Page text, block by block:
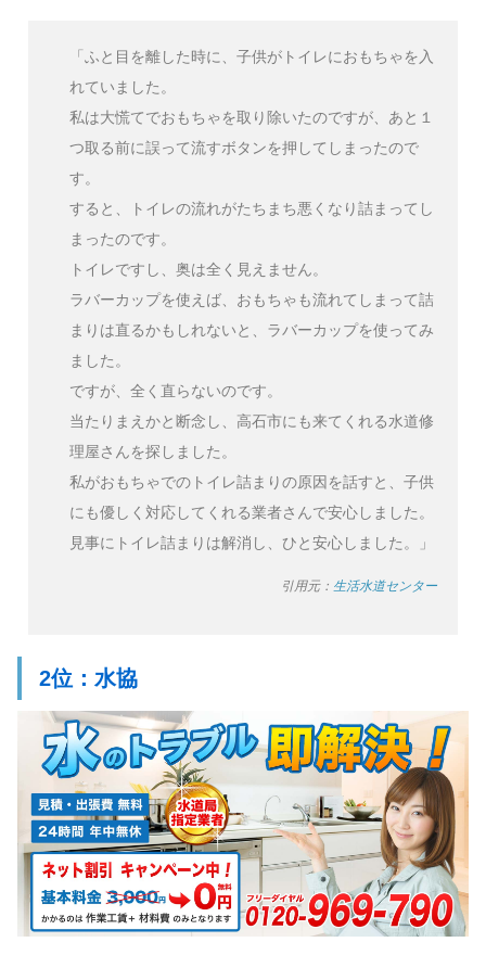
「ふと目を離した時に、子供がトイレにおもちゃを入
れていました。
私は大慌てでおもちゃを取り除いたのですが、あと１
つ取る前に誤って流すボタンを押してしまったので
す。
すると、トイレの流れがたちまち悪くなり詰まってし
まったのです。
トイレですし、奥は全く見えません。
ラバーカップを使えば、おもちゃも流れてしまって詰
まりは直るかもしれないと、ラバーカップを使ってみ
ました。
ですが、全く直らないのです。
当たりまえかと断念し、高石市にも来てくれる水道修
理屋さんを探しました。
私がおもちゃでのトイレ詰まりの原因を話すと、子供
にも優しく対応してくれる業者さんで安心しました。
見事にトイレ詰まりは解消し、ひと安心しました。」
引用元： 生活水道センター
2位：水協